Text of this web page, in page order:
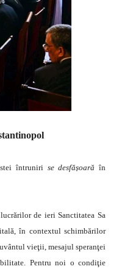
întrunirise desfășoarăîn
de ieri Sanctitatea Sa
în contextul schimbărilor
vieţii, mesajul speranţei
Pentru noi o condiţie